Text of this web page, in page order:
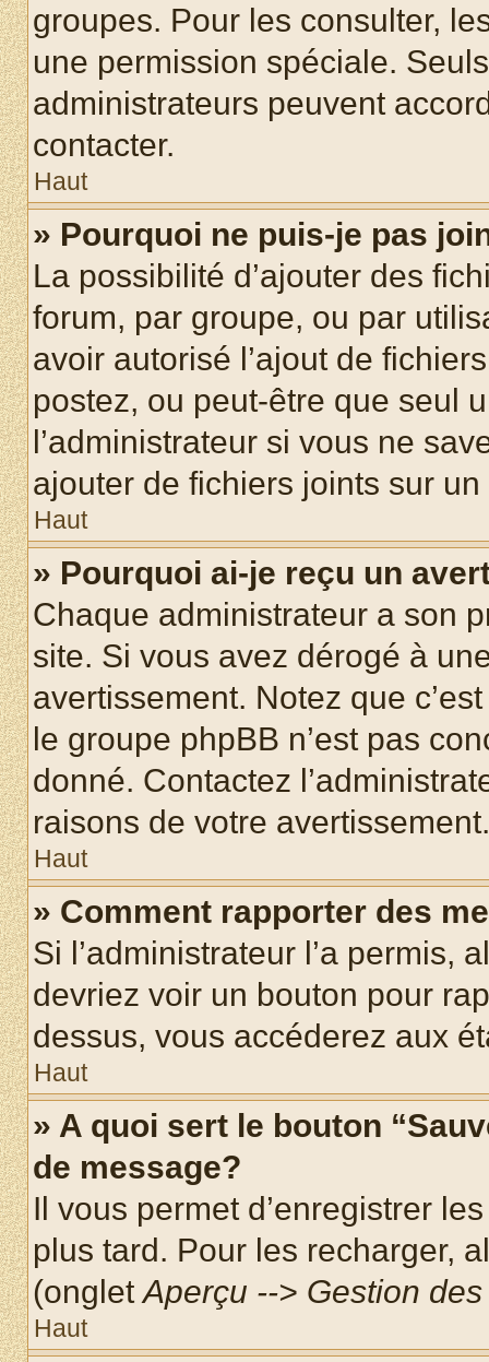
groupes. Pour les consulter,
une permission spéciale.
administrateurs peuvent
contacter.
Haut
» Pourquoi ne puis-je pas
La possibilité d’ajouter des
forum, par groupe, ou par
avoir autorisé l’ajout de
postez, ou peut-être que seul
l’administrateur si vous ne
ajouter de fichiers joints sur un
Haut
» Pourquoi ai-je reçu un
Chaque administrateur a son
site. Si vous avez dérogé à
avertissement. Notez que
le groupe phpBB n’est pas
donné. Contactez
raisons de votre avertissement.
Haut
» Comment rapporter des
Si l’administrateur l’a permis,
devriez voir un bouton pour
dessus, vous accéderez aux
Haut
» A quoi sert le bouton
de message?
Il vous permet d’enregistrer
plus tard. Pour les recharger,
(ongletAperçu --> Gestion
Haut